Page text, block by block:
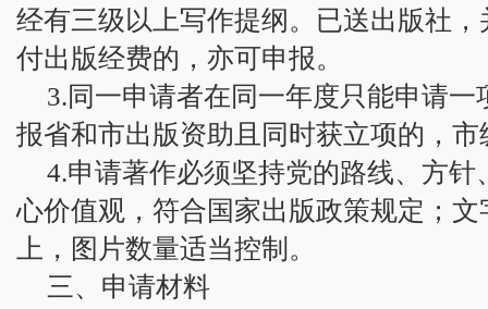
经有三级以上写作提纲。已送出版社
付出版经费的，亦可申报。
3.同一申请者在同一年度只能申请
报省和市出版资助且同时获立项的，
4.申请著作必须坚持党的路线、方
心价值观，符合国家出版政策规定；
上，图片数量适当控制。
三、申请材料